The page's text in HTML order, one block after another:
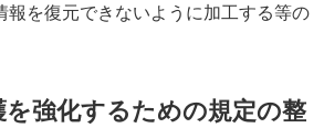
報を復元できないように加工する等の
を強化するための規定の整